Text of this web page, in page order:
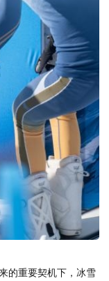
的重要契机下，冰雪